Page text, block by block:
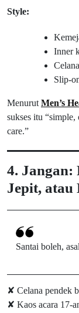
Style:
Inner
Slip-
Menurut Men’s
sukses itu “simple,
care.”
4. Jangan:
Jepit, atau
Santai boleh,
✘ Celana pendek
✘ Kaos acara 17-